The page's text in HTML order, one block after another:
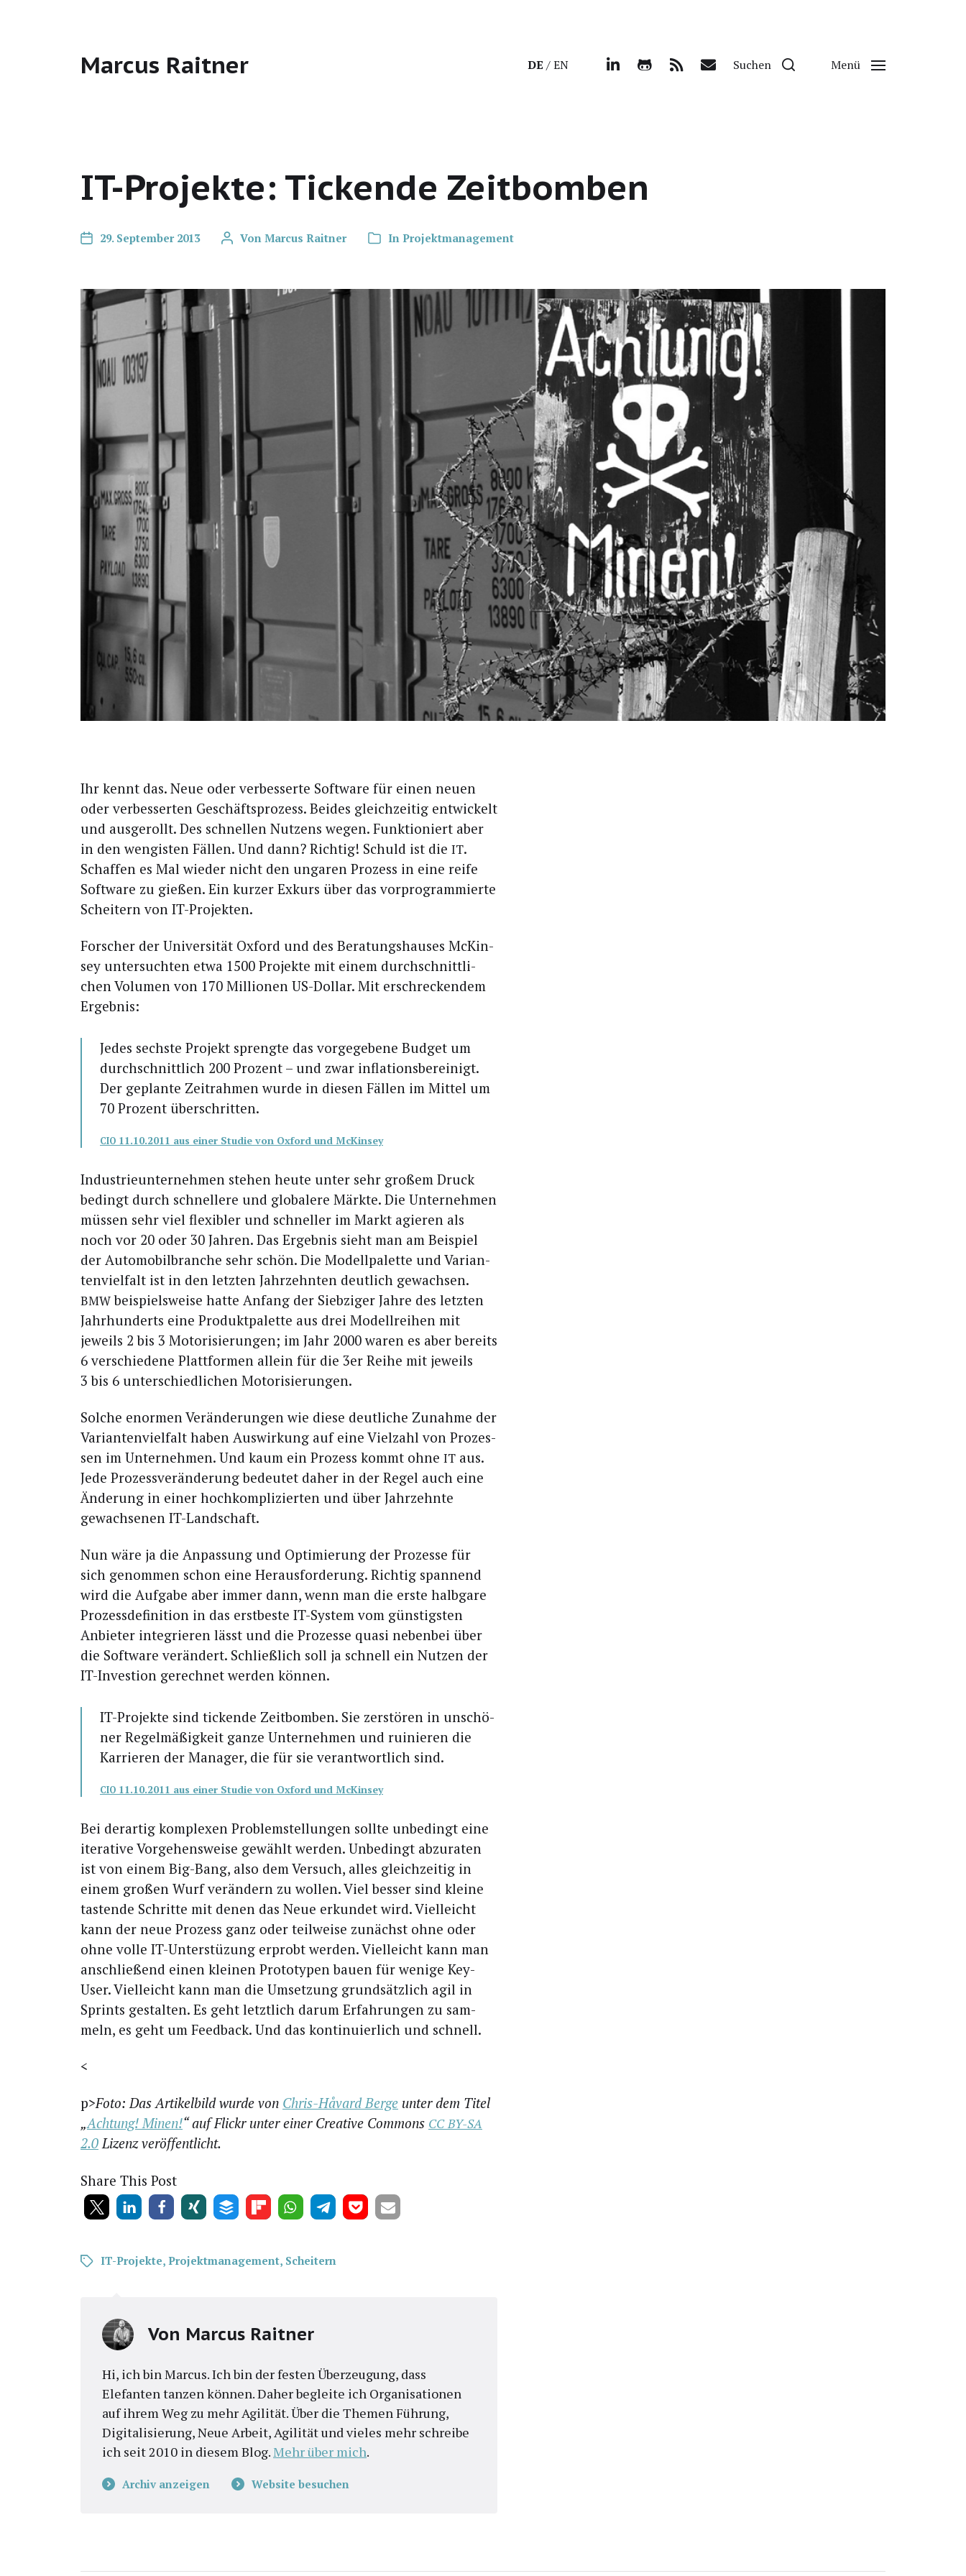
Marcus Raitner DE EN Suchen Menü
IT-Projekte: Tickende Zeitbomben
29. September 2013 Von Marcus Raitner In Projektmanagement
Ihr kennt das. Neue oder ver­bes­ser­te Soft­ware für einen neu­en
oder ver­bes­ser­ten Geschäfts­pro­zess. Bei­des gleich­zei­tig ent­wi­ckelt
und aus­ge­rollt. Des schnel­len Nut­zens wegen. Funk­tio­niert aber
in den wen­gis­ten Fäl­len. Und dann? Rich­tig! Schuld ist die IT.
Schaf­fen es Mal wie­der nicht den unga­ren Pro­zess in eine rei­fe
Soft­ware zu gie­ßen. Ein kur­zer Exkurs über das vor­pro­gram­mier­te
Schei­tern von IT-Projekten.
For­scher der Uni­ver­si­tät Oxford und des Bera­tungs­hau­ses McK­in­
sey unter­such­ten etwa 1500 Pro­jek­te mit einem durch­schnitt­li­
chen Volu­men von 170 Mil­lio­nen US-Dol­lar. Mit erschre­cken­dem
Ergebnis:
Jedes sechs­te Pro­jekt spreng­te das vor­ge­ge­be­ne Bud­get um
durch­schnitt­lich 200 Pro­zent – und zwar infla­ti­ons­be­rei­nigt.
Der geplan­te Zeit­rah­men wur­de in die­sen Fäl­len im Mit­tel um
70 Pro­zent überschritten.
CIO 11.10.2011 aus einer Stu­die von Oxford und McKinsey
Indus­trie­un­ter­neh­men ste­hen heu­te unter sehr gro­ßem Druck
bedingt durch schnel­le­re und glo­ba­le­re Märk­te. Die Unter­neh­men
müs­sen sehr viel fle­xi­bler und schnel­ler im Markt agie­ren als
noch vor 20 oder 30 Jah­ren. Das Ergeb­nis sieht man am Bei­spiel
der Auto­mo­bil­bran­che sehr schön. Die Modell­pa­let­te und Vari­an­
ten­viel­falt ist in den letz­ten Jahr­zehn­ten deut­lich gewach­sen.
BMWbei­spiels­wei­se hat­te Anfang der Sieb­zi­ger Jah­re des letz­ten
Jahr­hun­derts eine Pro­dukt­pa­let­te aus drei Modell­rei­hen mit
jeweils 2 bis 3 Moto­ri­sie­run­gen; im Jahr 2000 waren es aber bereits
6 ver­schie­de­ne Platt­for­men allein für die 3er Rei­he mit jeweils
3 bis 6 unter­schied­li­chen Motorisierungen.
Sol­che enor­men Ver­än­de­run­gen wie die­se deut­li­che Zunah­me der
Vari­an­ten­viel­falt haben Aus­wir­kung auf eine Viel­zahl von Pro­zes­
sen im Unter­neh­men. Und kaum ein Pro­zess kommt ohne IT aus.
Jede Pro­zess­ver­än­de­rung bedeu­tet daher in der Regel auch eine
Ände­rung in einer hoch­kom­pli­zier­ten und über Jahr­zehn­te
gewach­se­nen IT-Landschaft.
Nun wäre ja die Anpas­sung und Opti­mie­rung der Pro­zes­se für
sich genom­men schon eine Her­aus­for­de­rung. Rich­tig span­nend
wird die Auf­ga­be aber immer dann, wenn man die ers­te halb­ga­re
Pro­zess­de­fi­ni­ti­on in das erst­bes­te IT-Sys­tem vom güns­tigs­ten
Anbie­ter inte­grie­ren lässt und die Pro­zes­se qua­si neben­bei über
die Soft­ware ver­än­dert. Schließ­lich soll ja schnell ein Nut­zen der
IT-Inves­ti­on gerech­net wer­den können.
IT-Pro­jek­te sind ticken­de Zeit­bom­ben. Sie zer­stö­ren in unschö­
ner Regel­mä­ßig­keit gan­ze Unter­neh­men und rui­nie­ren die
Kar­rie­ren der Mana­ger, die für sie ver­ant­wort­lich sind.
CIO 11.10.2011 aus einer Stu­die von Oxford und McKinsey
Bei der­ar­tig kom­ple­xen Pro­blem­stel­lun­gen soll­te unbe­dingt eine
ite­ra­ti­ve Vor­ge­hens­wei­se gewählt wer­den. Unbe­dingt abzu­ra­ten
ist von einem Big-Bang, also dem Ver­such, alles gleich­zei­tig in
einem gro­ßen Wurf ver­än­dern zu wol­len. Viel bes­ser sind klei­ne
tas­ten­de Schrit­te mit denen das Neue erkun­det wird. Viel­leicht
kann der neue Pro­zess ganz oder teil­wei­se zunächst ohne oder
ohne vol­le IT-Unter­stü­zung erprobt wer­den. Viel­leicht kann man
anschlie­ßend einen klei­nen Pro­to­ty­pen bau­en für weni­ge Key-
User. Viel­leicht kann man die Umset­zung grund­sätz­lich agil in
Sprints gestal­ten. Es geht letzt­lich dar­um Erfah­run­gen zu sam­
meln, es geht um Feed­back. Und das kon­ti­nu­ier­lich und schnell.
<
p>Foto: Das Arti­kel­bild wur­de von Chris-Håvard Ber­ge unter dem Titel
„Ach­tung! Minen!“ auf Flickr unter einer Crea­ti­ve Com­mons CC BY-SA
2.0Lizenz veröffentlicht.
Share This Post
IT-Projekte, Projektmanagement, Scheitern
Von Marcus Raitner
Hi, ich bin Marcus. Ich bin der festen Überzeugung, dass
Elefanten tanzen können. Daher begleite ich Organisationen
auf ihrem Weg zu mehr Agilität. Über die Themen Führung,
Digitalisierung, Neue Arbeit, Agilität und vieles mehr schreibe
ich seit 2010 in diesem Blog.Mehr über mich.
Archiv anzeigen Website besuchen